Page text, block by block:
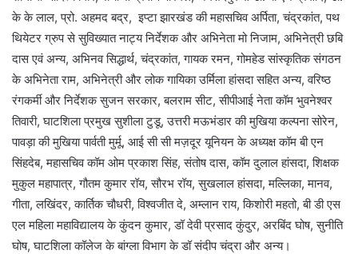
के के लाल, प्रो. अहमद बद्र, इप्टा झारखंड की महासचिव अर्पिता, चंद्रकांत, पथ
थियेटर ग्रुप से सुविख्यात नाट्य निर्देशक और अभिनेता मो निजाम, अभिनेत्री छबि
दास एवं अन्य, अभिनव सिद्धार्थ, चंद्रकांत, गायक रमन, गोमहेड सांस्कृतिक संगठन
के अभिनेता राम, अभिनेत्री और लोक गायिका उर्मिला हांसदा सहित अन्य, वरिष्ठ
रंगकर्मी और निर्देशक सुजन सरकार, बलराम सीट, सीपीआई नेता कॉम भुवनेश्वर
तिवारी, घाटशिला प्रमुख सुशीला टुडू, उत्तरी मऊभंडार की मुखिया कल्पना सोरेन,
पावड़ा की मुखिया पार्वती मुर्मू, आई सी सी मज़दूर यूनियन के अध्यक्ष कॉम बी एन
सिंहदेब, महासचिव कॉम ओम प्रकाश सिंह, संतोष दास, कॉम दुलाल हांसदा, शिक्षक
मुकुल महापात्र, गौतम कुमार रॉय, सौरभ रॉय, सुखलाल हांसदा, मल्लिका, मानव,
गीता, लखिंदर, कार्तिक चौधरी, विश्वजीत दे, अम्लान राय, किशोरी महतो, बी डी एस
एल महिला महाविद्यालय के कुंदन कुमार, डॉ देवी प्रसाद कुंदुर, अरबिंद घोष, सुनीति
घोष, घाटशिला कॉलेज के बांग्ला विभाग के डॉ संदीप चंद्रा और अन्य।